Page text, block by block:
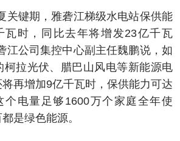
键期，雅砻江梯级水电站保供能
瓦时，同比去年将增发23亿千瓦
江公司集控中心副主任魏鹏说，如
柯拉光伏、腊巴山风电等新能源电
再增加9亿千瓦时，保供能力可达
个电量足够1600万个家庭全年使
是绿色能源。